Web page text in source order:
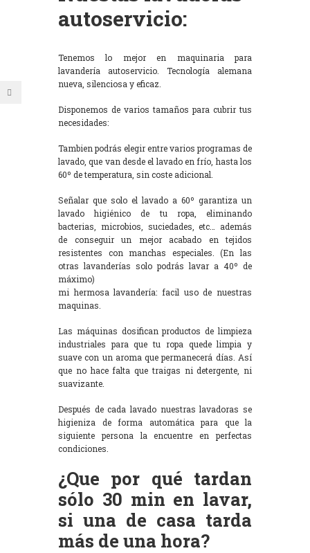
autoservicio:
Tenemos lo mejor en maquinaria para
lavandería autoservicio. Tecnología alemana
nueva, silenciosa y eficaz.
Disponemos de varios tamaños para cubrir tus
necesidades:
Tambien podrás elegir entre varios programas de
lavado, que van desde el lavado en frío, hasta los
60º de temperatura, sin coste adicional.
Señalar que solo el lavado a 60º garantiza un
lavado higiénico de tu ropa, eliminando
bacterias, microbios, suciedades, etc… además
de conseguir un mejor acabado en tejidos
resistentes con manchas especiales. (En las
otras lavanderías solo podrás lavar a 40º de
máximo)
mi hermosa lavandería: facil uso de nuestras
maquinas.
Las máquinas dosifican productos de limpieza
industriales para que tu ropa quede limpia y
suave con un aroma que permanecerá días. Así
que no hace falta que traigas ni detergente, ni
suavizante.
Después de cada lavado nuestras lavadoras se
higieniza de forma automática para que la
siguiente persona la encuentre en perfectas
condiciones.
¿Que por qué tardan
sólo 30 min en lavar,
si una de casa tarda
más de una hora?